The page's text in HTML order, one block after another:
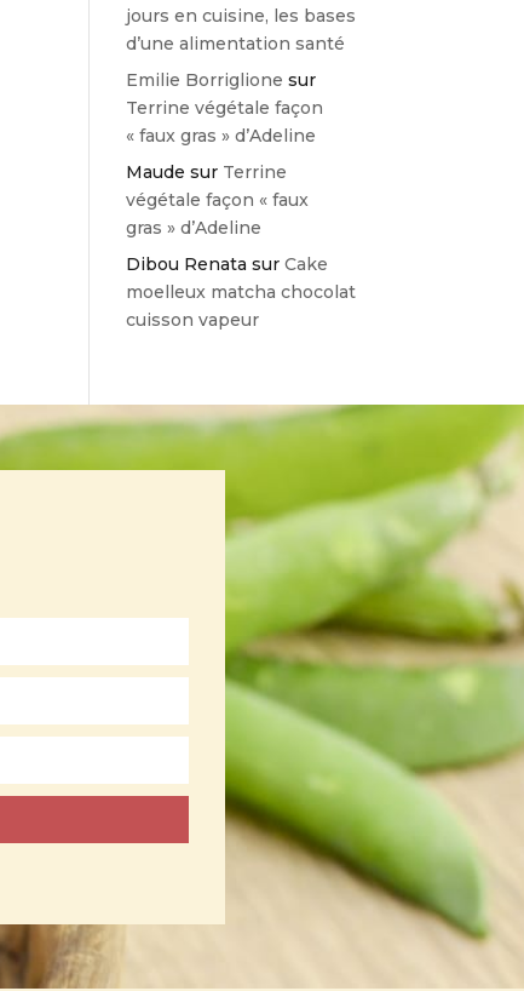
jours en cuisine, les bases
d’une alimentation santé
Emilie Borriglione sur
Terrine végétale façon
« faux gras » d’Adeline
Maude sur Terrine
végétale façon « faux
gras » d’Adeline
Dibou Renata surCake
moelleux matcha chocolat
cuisson vapeur